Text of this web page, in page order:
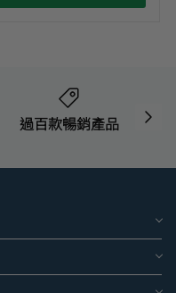
過百款暢銷產品